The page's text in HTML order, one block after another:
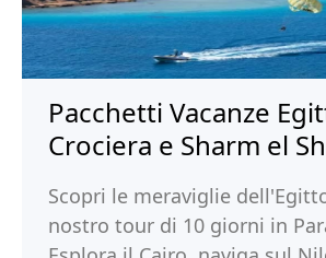
Pacchetti Vacanze
Crociera e Sharm el
Scopri le meraviglie
nostro tour di 10 giorni in